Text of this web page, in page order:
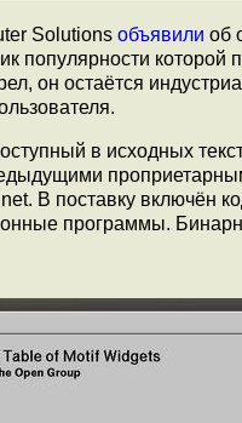
Solutions объявили об
популярности
он остаётся
в исходных
В поставку включён
программы.